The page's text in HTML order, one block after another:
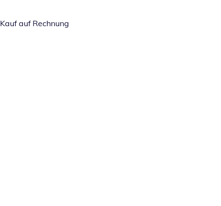
Kauf auf Rechnung